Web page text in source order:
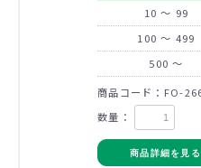
10 ～ 99
100 ～ 499
500 ～
商品コード：FO-
数量：
商品詳細を見る